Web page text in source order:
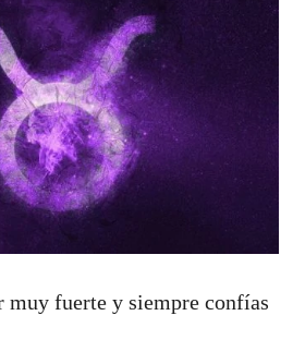
muy fuerte y siempre confías